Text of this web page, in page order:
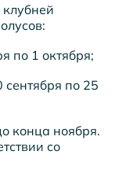
по 1 октября;
сентября по 25
конца ноября.
со